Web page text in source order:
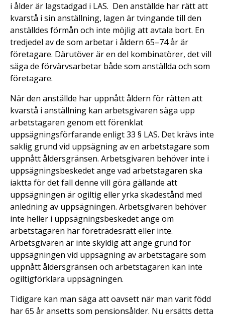
i ålder är lagstadgad i LAS. Den anställde har rätt att
kvarstå i sin anställning, lagen är tvingande till den
anställdes förmån och inte möjlig att avtala bort. En
tredjedel av de som arbetar i åldern 65–74 år är
företagare. Därutöver är en del kombinatörer, det vill
säga de förvärvsarbetar både som anställda och som
företagare.
När den anställde har uppnått åldern för rätten att
kvarstå i anställning kan arbetsgivaren säga upp
arbetstagaren genom ett förenklat
uppsägningsförfarande enligt 33 § LAS. Det krävs inte
saklig grund vid uppsägning av en arbetstagare som
uppnått åldersgränsen. Arbetsgivaren behöver inte i
uppsägningsbeskedet ange vad arbetstagaren ska
iaktta för det fall denne vill göra gällande att
uppsägningen är ogiltig eller yrka skadestånd med
anledning av uppsägningen. Arbetsgivaren behöver
inte heller i uppsägningsbeskedet ange om
arbetstagaren har företrädesrätt eller inte.
Arbetsgivaren är inte skyldig att ange grund för
uppsägningen vid uppsägning av arbetstagare som
uppnått åldersgränsen och arbetstagaren kan inte
ogiltigförklara uppsägningen.
Tidigare kan man säga att oavsett när man varit född
har 65 år ansetts som pensionsålder. Nu ersätts detta